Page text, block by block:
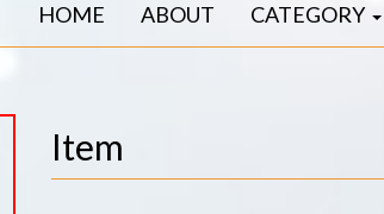
HOME ABOUT CATEGORY
Item